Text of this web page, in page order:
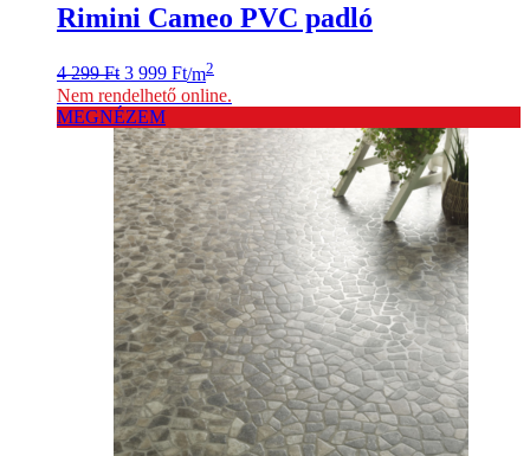
Rimini Cameo PVC padló
4 299Ft Original
price
was:
4
299 Ft.
3 999 FtCurrent
price
is:
3
999 Ft.
/m2
Nem rendelhető online.
MEGNÉZEM